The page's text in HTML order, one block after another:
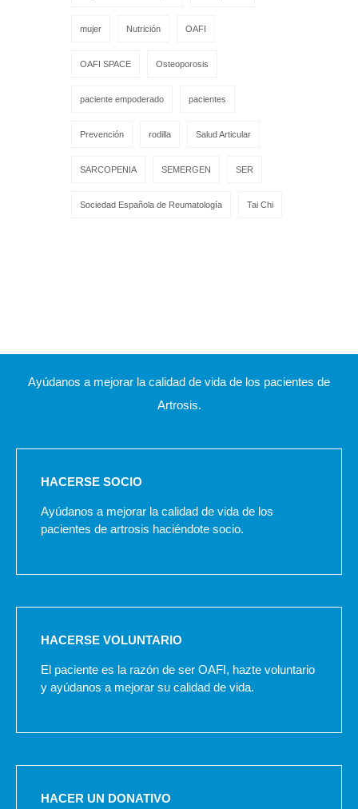
mujer Nutrición OAFI
OAFI SPACE Osteoporosis
paciente empoderado pacientes
Prevención rodilla Salud Articular
SARCOPENIA SEMERGEN SER
Sociedad Española de Reumatología Tai Chi
Ayúdanos a mejorar la calidad de vida de los pacientes de
Artrosis.
HACERSE SOCIO
Ayúdanos a mejorar la calidad de vida de los
pacientes de artrosis haciéndote socio.
HACERSE VOLUNTARIO
El paciente es la razón de ser OAFI, hazte voluntario
y ayúdanos a mejorar su calidad de vida.
HACER UN DONATIVO